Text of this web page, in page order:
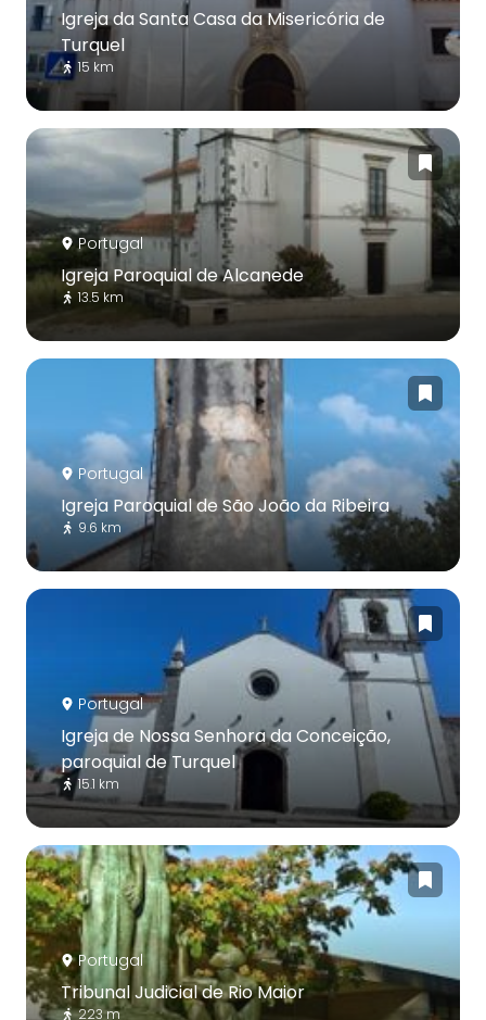
Igreja da Santa Casa da Misericória de
Turquel
15 km
Portugal
Igreja Paroquial de Alcanede
13.5 km
Portugal
Igreja Paroquial de São João da Ribeira
9.6 km
Portugal
Igreja de Nossa Senhora da Conceição,
paroquial de Turquel
15.1 km
Portugal
Tribunal Judicial de Rio Maior
223 m